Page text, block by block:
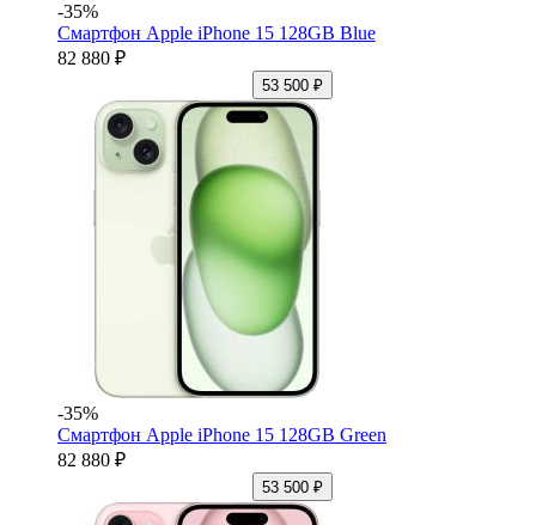
-35%
Смартфон Apple iPhone 15 128GB Blue
82 880 ₽
53 500 ₽
-35%
Смартфон Apple iPhone 15 128GB Green
82 880 ₽
53 500 ₽